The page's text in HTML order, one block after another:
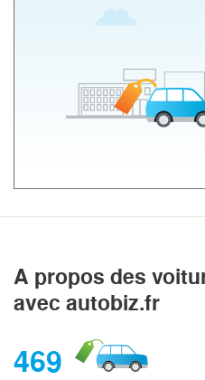
A propos des
avec autobiz.fr
469